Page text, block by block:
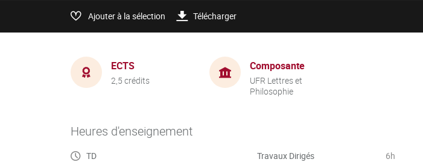
Ajouter à la sélection Télécharger
ECTS
2,5 crédits
Composante
UFR Lettres et
Philosophie
Heures d'enseignement
TD Travaux Dirigés 6h